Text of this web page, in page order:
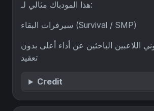
هذا المودباك مثالي لـ:
سيرفرات البقاء (Survival / SMP)
اللاعبين الباحثين عن أداء أعلى بدون
تعقيد
Credit